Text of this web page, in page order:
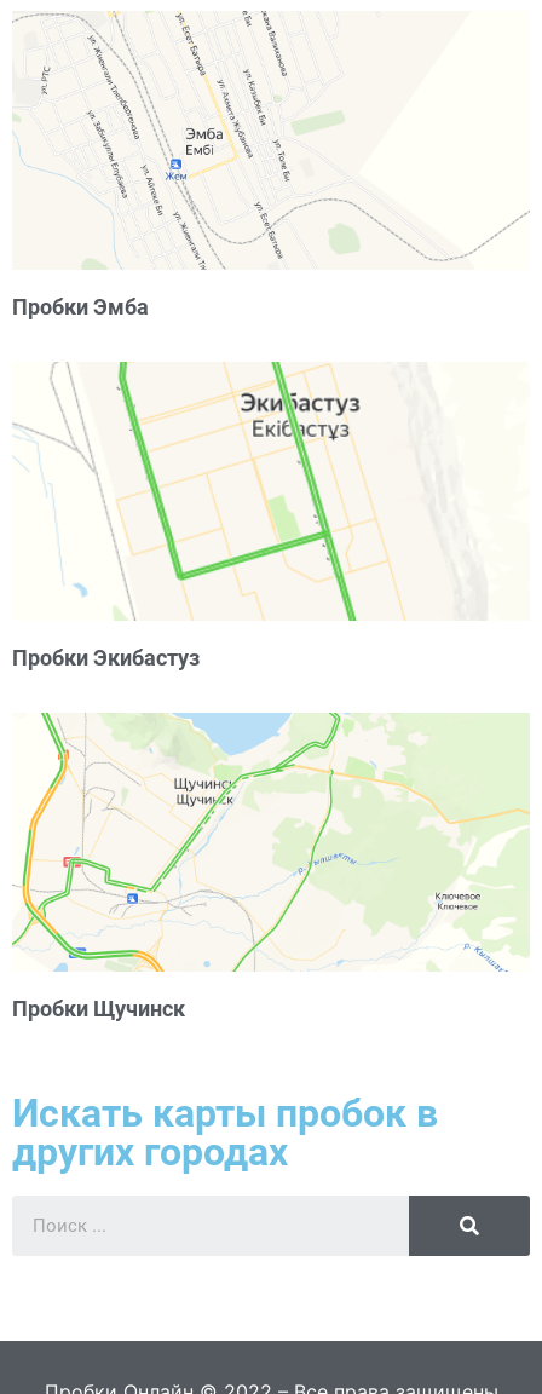
Пробки Эмба
Пробки Экибастуз
Пробки Щучинск
Искать карты пробок в
других городах